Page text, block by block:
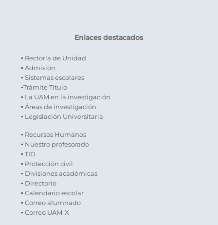
Enlaces destacados
▪ Rectoría de Unidad
▪ Admisión
▪ Sistemas escolares
▪Trámite Título
▪ La UAM en la investigación
▪ Áreas de investigación
▪ Legislación Universitaria
▪ Recursos Humanos
▪ Nuestro profesorado
▪ TID
▪ Protección civil
▪ Divisiones académicas
▪ Directorio
▪ Calendario escolar
▪ Correo alumnado
▪ Correo UAM-X